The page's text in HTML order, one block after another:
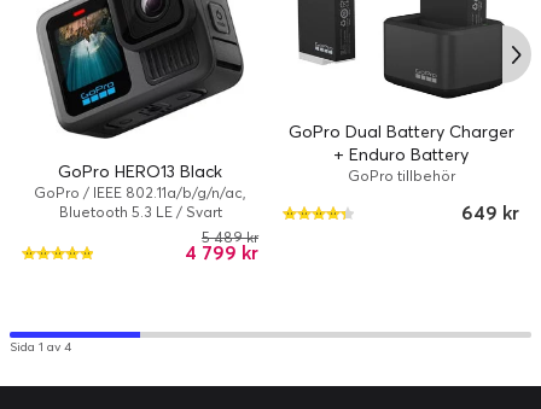
GoPro HERO13 Black
GoPro / IEEE 802.11a/b/g/n/ac,
Bluetooth 5.3 LE / Svart
4 799 kr
5 489 kr
GoPro Dual Battery Charger
+ Enduro Battery
GoPro tillbehör
649 kr
Sida 1 av 4